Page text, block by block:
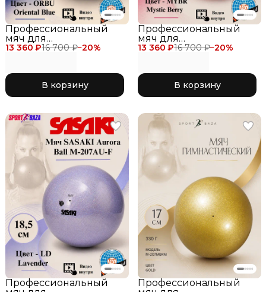
13 360 ₽16 700 ₽−20%
Профессиональный
мяч для
художественной
синий с блеском ORBU
Oriental Blue
В корзину
13 360 ₽16 700 ₽−20%
Профессиональный
мяч для
художественной
фуксия с блеском
MYBR Mystic Berry
В корзину
Профессиональный
Профессиональный